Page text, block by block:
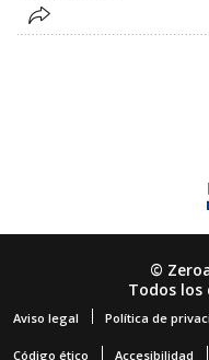
©
Todos los
Aviso legal Política de
Código ético Accesibilidad